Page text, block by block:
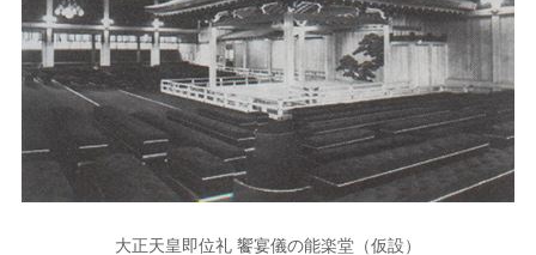
大正天皇即位礼 饗宴儀の能楽堂（仮設）